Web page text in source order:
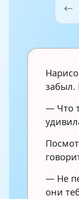
забыл.
— Что
— Не
они